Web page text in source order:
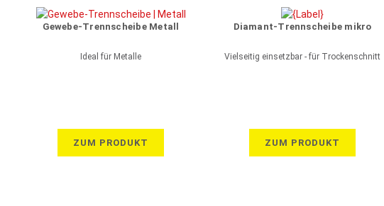
Gewebe-Trennscheibe Metall
Ideal für Metalle
ZUM PRODUKT
Diamant-Trennscheibe mikro
Vielseitig einsetzbar - für Trockenschnitt
ZUM PRODUKT